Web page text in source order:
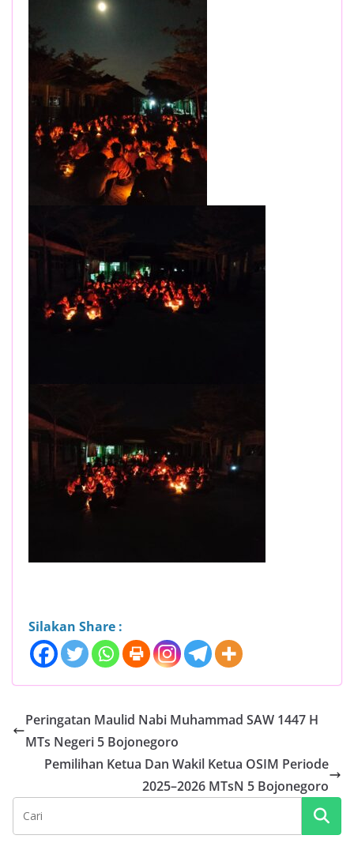
Silakan Share :
Peringatan Maulid Nabi Muhammad SAW 1447 H
MTs Negeri 5 Bojonegoro
Pemilihan Ketua Dan Wakil Ketua OSIM Periode
2025–2026 MTsN 5 Bojonegoro